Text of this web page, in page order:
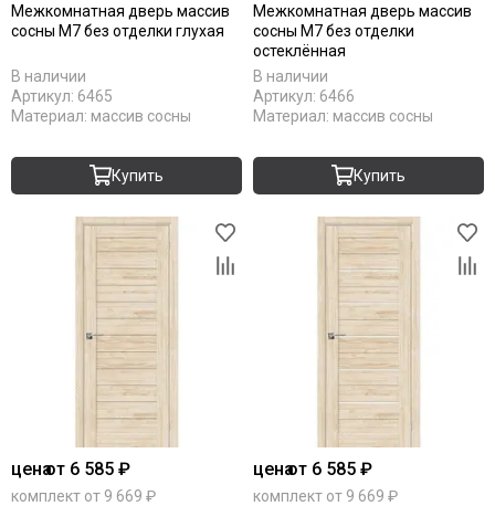
Межкомнатная дверь массив
сосны М7 без отделки глухая
В наличии
Артикул: 6465
Материал: массив сосны
Купить
Межкомнатная дверь массив
сосны М7 без отделки
остеклённая
В наличии
Артикул: 6466
Материал: массив сосны
Купить
ценаот 6 585 ₽
комплект от 9 669 ₽
ценаот 6 585 ₽
комплект от 9 669 ₽